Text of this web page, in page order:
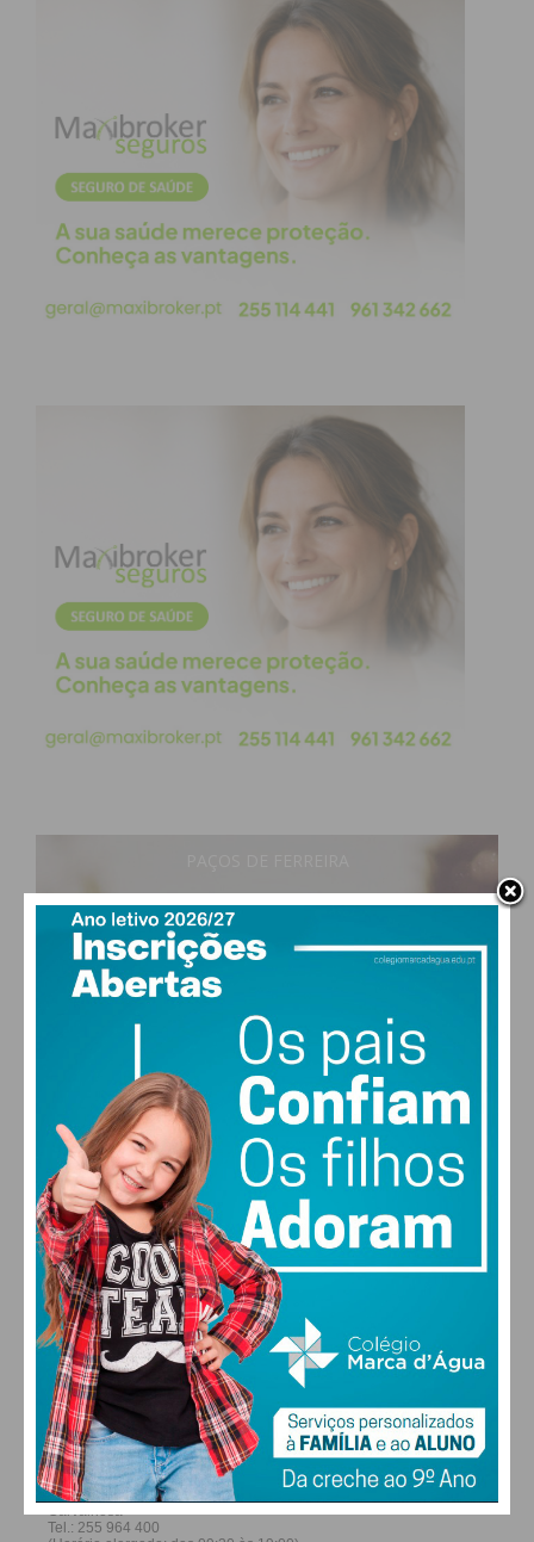
localização, agora sei que tenho uma equipa
capacitada para o socorro aquático”, concluiu o
Subscreva a newsletter do
Imediato
obtenha de forma regular a informação
Eu li e concordo com os termos e
condições
29°
vento: 5m/s OSO
29 °
SÁB
26
DOM
28
SEG
30
TER
ALTERAR
FARMACIAS DE SERVIÇO EM PAÇOS DE
FERREIRA